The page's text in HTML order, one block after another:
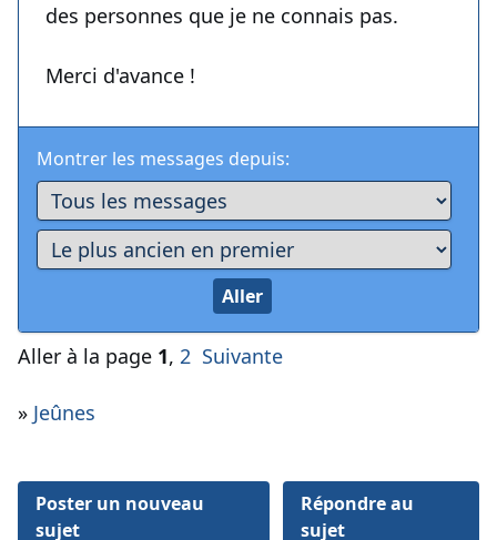
des personnes que je ne connais pas.
Merci d'avance !
Montrer les messages depuis:
Aller à la page 1, 2 Suivante
» Jeûnes
Poster un nouveau
sujet
Répondre au
sujet